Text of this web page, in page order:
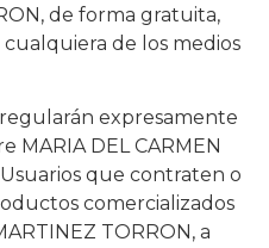
de forma gratuita,
de los medios
expresamente
MARIA DEL CARMEN
que contraten o
comercializados
TORRON, a